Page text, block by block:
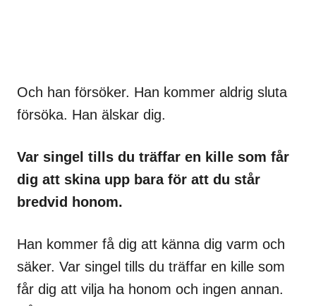
Och han försöker. Han kommer aldrig sluta
försöka. Han älskar dig.
Var singel tills du träffar en kille som får
dig att skina upp bara för att du står
bredvid honom.
Han kommer få dig att känna dig varm och
säker. Var singel tills du träffar en kille som
får dig att vilja ha honom och ingen annan.